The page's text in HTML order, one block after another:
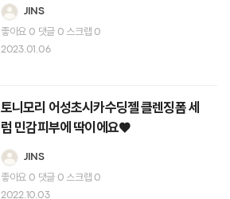
눈매메이크업♥
JINS
좋아요 0 댓글 0 스크랩 0
2023.01.06
토니모리 어성초시카수딩젤 클렌징폼 세
럼 민감피부에 딱이에요♥
JINS
좋아요 0 댓글 0 스크랩 0
2022.10.03